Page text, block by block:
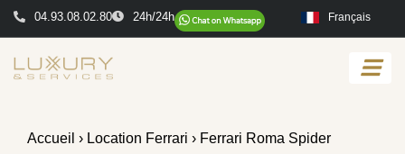
04.93.08.02.80 24h/24h Français
Accueil › Location Ferrari › Ferrari Roma Spider